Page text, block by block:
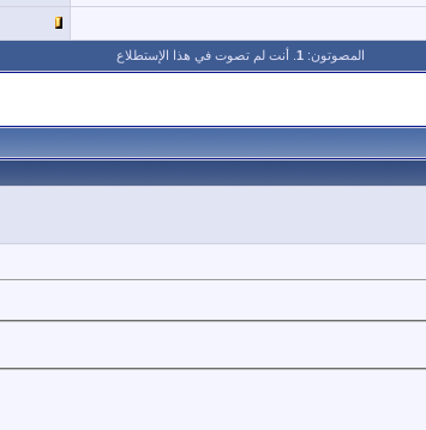
المصوتون: 1 . أنت لم تصوت في هذا الإستطلاع